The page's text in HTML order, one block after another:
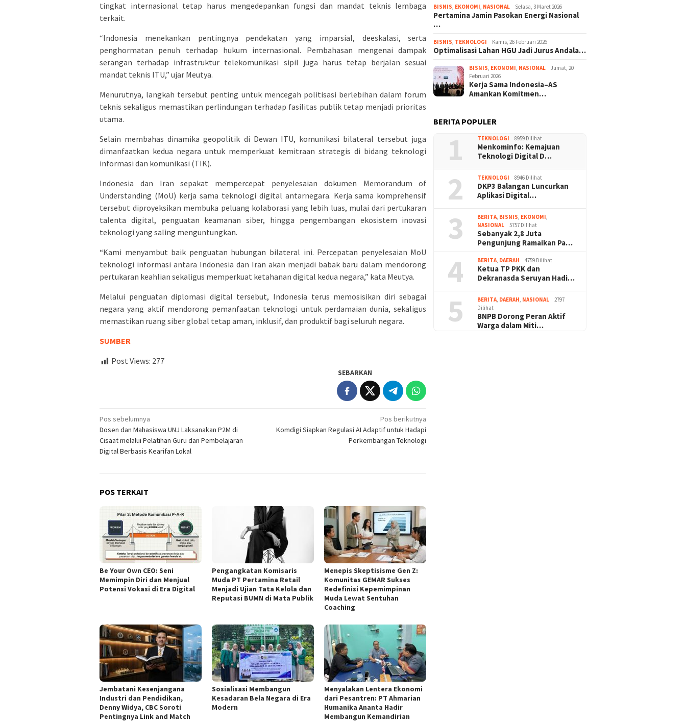
tingkat internasional tetap harus mengedepankan fungsi dan mandat teknis lembaga
terkait.
“Indonesia menekankan pentingnya pendekatan yang imparsial, deeskalasi, serta
penghormatan penuh terhadap hukum internasional. Pembahasan mengenai dampak
serangan terhadap infrastruktur telekomunikasi sipil juga harus tetap berjalan sesuai
mandat teknis ITU,” ujar Meutya.
Menurutnya, langkah tersebut penting untuk mencegah politisasi berlebihan dalam forum
teknis sekaligus memastikan perlindungan terhadap fasilitas publik tetap menjadi prioritas
utama.
Selain membahas dinamika geopolitik di Dewan ITU, komunikasi bilateral tersebut juga
dimanfaatkan kedua negara untuk memperkuat kemitraan strategis di bidang teknologi
informasi dan komunikasi (TIK).
Indonesia dan Iran sepakat mempercepat penyelesaian dokumen Memorandum of
Understanding (MoU) kerja sama teknologi digital antarnegara. Kerja sama komprehensif
tersebut diproyeksikan membuka peluang kolaborasi yang lebih luas, mulai dari pertukaran
talenta digital, penguatan keamanan siber, hingga pengembangan ekosistem inovasi
teknologi yang saling menguntungkan.
“Kami menyambut baik penguatan hubungan bilateral ini. Percepatan penyelesaian MoU
teknologi informasi antara Indonesia dan Iran akan menjadi babak baru dalam mendorong
pertukaran keahlian sekaligus memperkuat ketahanan digital kedua negara,” kata Meutya.
Melalui penguatan diplomasi digital tersebut, Indonesia terus memosisikan diri sebagai
negara yang aktif mendorong pemanfaatan teknologi untuk perdamaian dunia, sekaligus
memastikan ruang siber global tetap aman, inklusif, dan produktif bagi seluruh negara.
SUMBER
Post Views: 277
SEBARKAN
Navigasi
pos
Pos sebelumnya
Dosen dan Mahasiswa UNJ Laksanakan P2M di
Cisaat melalui Pelatihan Guru dan Pembelajaran
Digital Berbasis Kearifan Lokal
Pos berikutnya
Komdigi Siapkan Regulasi AI Adaptif untuk Hadapi
Perkembangan Teknologi
POS TERKAIT
Be Your Own CEO: Seni
Memimpin Diri dan Menjual
Potensi Vokasi di Era Digital
Pengangkatan Komisaris
Muda PT Pertamina Retail
Menjadi Ujian Tata Kelola dan
Reputasi BUMN di Mata Publik
Menepis Skeptisisme Gen Z:
Komunitas GEMAR Sukses
Redefinisi Kepemimpinan
Muda Lewat Sentuhan
Coaching
Jembatani Kesenjangana
Industri dan Pendidikan,
Denny Widya, CBC Soroti
Pentingnya Link and Match
Sosialisasi Membangun
Kesadaran Bela Negara di Era
Modern
Menyalakan Lentera Ekonomi
dari Pesantren: PT Ahmarian
Humanika Ananta Hadir
Membangun Kemandirian
BISNIS, EKONOMI, NASIONAL Selasa, 3 Maret 2026
Pertamina Jamin Pasokan Energi Nasional
…
BISNIS, TEKNOLOGI Kamis, 26 Februari 2026
Optimalisasi Lahan HGU Jadi Jurus Andala…
BISNIS, EKONOMI, NASIONAL
Jumat, 20
Februari 2026
Kerja Sama Indonesia–AS
Amankan Komitmen…
BERITA POPULER
1 TEKNOLOGI 8959 Dilihat
Menkominfo: Kemajuan
Teknologi Digital D…
2 TEKNOLOGI 8946 Dilihat
DKP3 Balangan Luncurkan
Aplikasi Digital…
3 BERITA, BISNIS, EKONOMI,
NASIONAL
5757 Dilihat
Sebanyak 2,8 Juta
Pengunjung Ramaikan Pa…
4 BERITA, DAERAH 4759 Dilihat
Ketua TP PKK dan
Dekranasda Seruyan Hadi…
5 BERITA, DAERAH, NASIONAL
2797
Dilihat
BNPB Dorong Peran Aktif
Warga dalam Miti…